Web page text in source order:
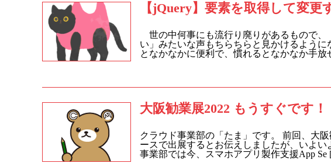
【jQuery】要素を取得して変更
世の中何事にも流行り廃りがあるもので、
い」みたいな声もちらちらと見かけるよう
となかなかに便利で、慣れるとなかなか手
大阪勧業展2022 もうすぐです！
クラウド事業部の「たま」です。 前回、大
ースで出展するとお伝えしましたが、いよ
事業部では今、スマホアプリ製作支援App